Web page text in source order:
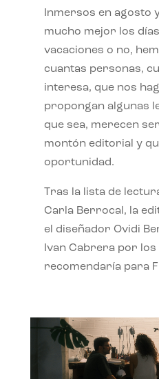
Inmersos en agosto
mucho mejor los
vacaciones o no,
cuantas personas,
interesa, que nos
propongan algunas
que sea, merecen
montón editorial y
oportunidad.
Tras la lista de
Carla Berrocal, la
el diseñador Ovidi
Ivan Cabrera por
recomendaría para